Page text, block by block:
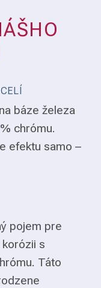
báze železa
chrómu.
efektu samo –
pojem pre
s
Táto